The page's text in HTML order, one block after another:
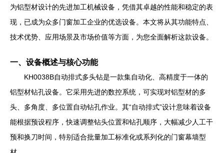
为铝型材设计的先进加工机械设备，凭借其卓越的性能和稳定的表
现，已成为众多门窗加工企业的优选设备。本文将从其功能特点、
技术优势、应用场景及市场价值等方面，为您全面解析这款设备。
一、设备概述与核心功能
KH0038B自动排式多头钻是一款集自动化、高精度于一体的
铝型材钻孔设备。它采用先进的数控系统，可实现对铝型材的多
头、多角度、多位置自动钻孔作业。其“自动排式”设计意味着设备
能根据预设程序，快速调整钻头位置和钻孔顺序，大幅减少人工干
预和换刀时间，特别适合批量加工标准化或系列化的门窗幕墙型